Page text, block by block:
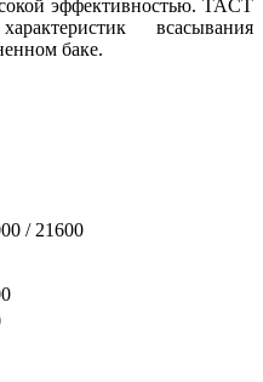
эффективностью. TACT
всасывания
баке.
/ 21600